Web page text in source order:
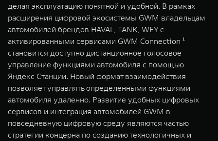
WEY 80
Масштаб возможностей
от 6 449 000 ₽
WEY 80 Лаундж
Масштаб возможностей
от 8 099 000 ₽
делая эксплуатацию понятной и удобной. В рамках
расширения цифровой экосистемы GWM владельцам
автомобилей брендов HAVAL, TANK, WEY с
активированными сервисами GWM Connection ¹
становится доступно дистанционное голосовое
управление функциями автомобиля с помощью
Яндекс Станции. Новый формат взаимодействия
позволяет управлять определенными функциями
автомобиля удаленно. Развитие удобных цифровых
сервисов и интеграция автомобилей GWM в
повседневную цифровую среду являются частью
стратегии концерна по созданию технологичных и